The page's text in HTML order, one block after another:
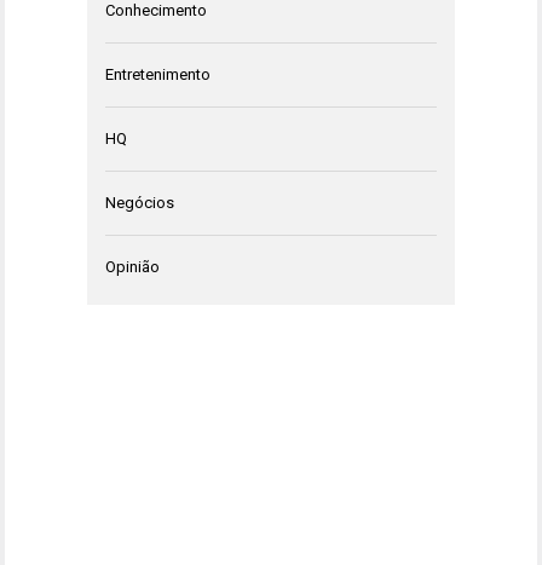
Conhecimento
Entretenimento
HQ
Negócios
Opinião